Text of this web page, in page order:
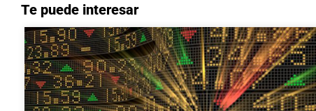
Te puede interesar